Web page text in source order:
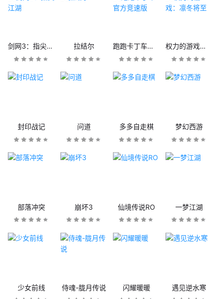
剑网3：指尖江湖 拉结尔 跑跑卡丁车官方竞速版 权力的游戏：凛冬将至
封印战记 问道 多多自走棋 梦幻西游
部落冲突 崩坏3 仙境传说RO 一梦江湖
少女前线 侍魂-胧月传说 闪耀暖暖 遇见逆水寒